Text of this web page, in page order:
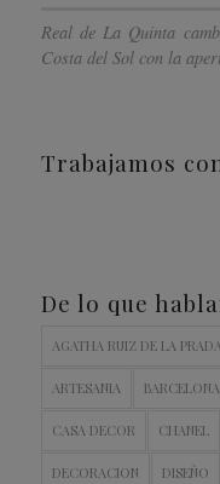
Real de La Quinta
Costa del Sol con la
Trabajamos
De lo que
AGATHA RUIZ DE LA
ARTESANIA BARCELONA
CASA DECOR CHANEL
DECORACION DISEÑO